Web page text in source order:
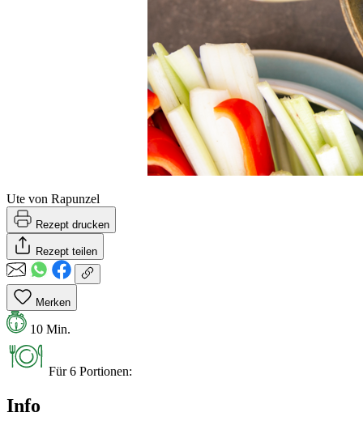
Ute von Rapunzel
Rezept drucken
Rezept teilen
Merken
10 Min.
Für 6 Portionen:
Info